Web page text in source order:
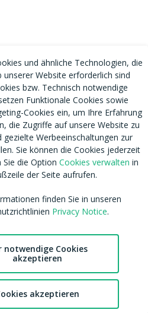
Licensing IP
und ähnliche Technologien, die
unserer Website erforderlich sind
bzw. Technisch notwendige
Funktionale Cookies sowie
Cookies ein, um Ihre Erfahrung
die Zugriffe auf unsere Website zu
gezielte Werbeeinschaltungen zur
Sie können die Cookies jederzeit
die Option Cookies verwalten in
der Seite aufrufen.
finden Sie in unseren
Privacy Notice.
notwendige Cookies
akzeptieren
akzeptieren